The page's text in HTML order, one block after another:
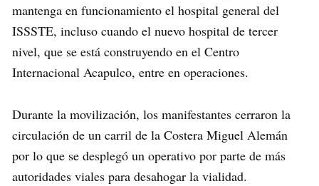
mantenga en funcionamiento el hospital general del
ISSSTE, incluso cuando el nuevo hospital de tercer
nivel, que se está construyendo en el Centro
Internacional Acapulco, entre en operaciones.
Durante la movilización, los manifestantes cerraron la
circulación de un carril de la Costera Miguel Alemán
por lo que se desplegó un operativo por parte de más
autoridades viales para desahogar la vialidad.